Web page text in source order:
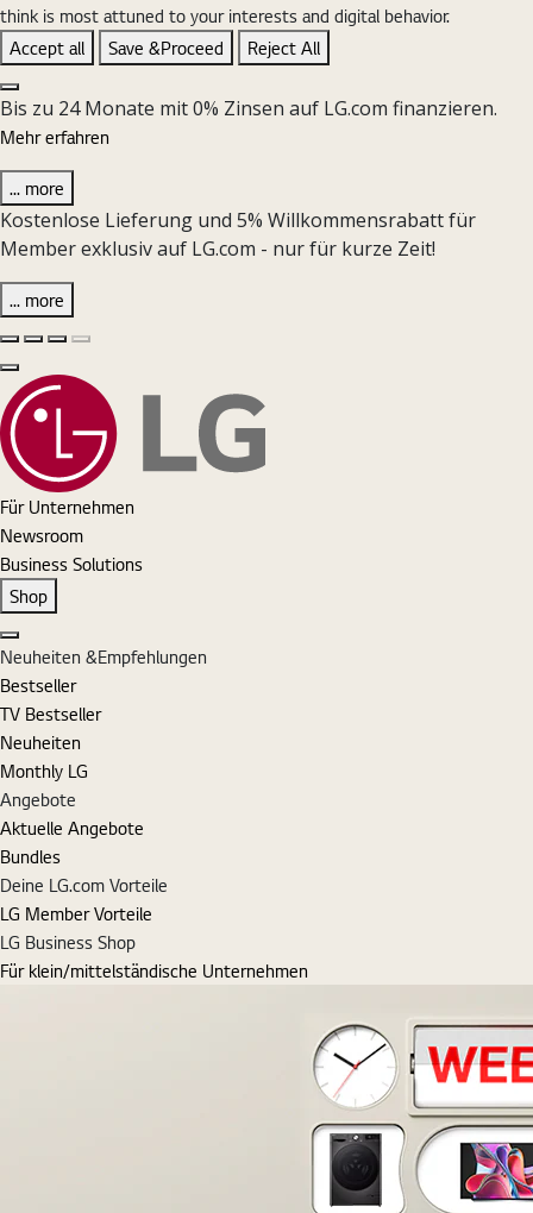
think is most attuned to your interests and digital behavior.
Accept all
Save &Proceed Reject All
Close the Cookie Setting banner
Bis zu 24 Monate mit 0% Zinsen auf LG.com finanzieren.
Mehr erfahren
... more
Kostenlose Lieferung und 5% Willkommensrabatt für
Member exklusiv auf LG.com - nur für kurze Zeit!
... more
Schließen
Für Unternehmen
Newsroom
Business Solutions
Shop
Schließen
Neuheiten &Empfehlungen
Bestseller
TV Bestseller
Neuheiten
Monthly LG
Angebote
Aktuelle Angebote
Bundles
Deine LG.com Vorteile
LG Member Vorteile
LG Business Shop
Für klein/mittelständische Unternehmen